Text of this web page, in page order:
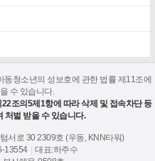
청소년의 성보호에 관한 법률 제11조에
수 있습니다.
조의5제1항에 따라 삭제 및 접속차단 등
처벌 받을 수 있습니다.
서로 30 2309호 (우동, KNN타워)
13554 | 대표:하주수